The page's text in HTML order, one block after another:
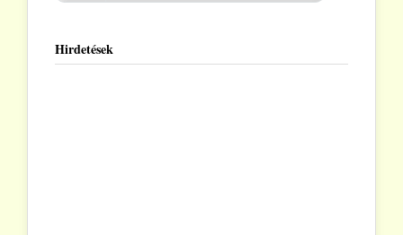
Hirdetések